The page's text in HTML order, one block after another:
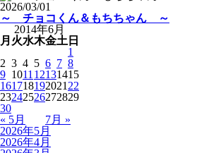
2026/03/01
～ チョコくん＆もちちゃん ～
2014年6月
月 火水木金土 日
« 5月 7月 »
1
2 3 4 5 6 7 8
9 1011 12131415
161718192021 22
23242526272829
30
2026年5月
2026年4月